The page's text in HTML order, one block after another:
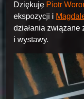
Dziękuję Piotr
ekspozycji i
działania związane
i wystawy.